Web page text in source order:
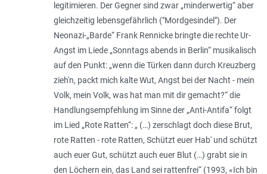
legitimieren. Der Gegner sind zwar „minderwertig“ aber
gleichzeitig lebensgefährlich ("Mordgesindel"). Der
Neonazi-„Barde“ Frank Rennicke bringte die rechte Ur-
Angst im Liede „Sonntags abends in Berlin“ musikalisch
auf den Punkt: „wenn die Türken dann durch Kreuzberg
zieh'n, packt mich kalte Wut, Angst bei der Nacht - mein
Volk, mein Volk, was hat man mit dir gemacht?“ die
Handlungsempfehlung im Sinne der „Anti-Antifa“ folgt
im Lied „Rote Ratten“: „ (…) zerschlagt doch diese Brut,
rote Ratten - rote Ratten, Schützt euer Hab' und schützt
auch euer Gut, schützt auch euer Blut (…) grabt sie in
den Löchern ein, das Land sei rattenfrei“ (1993, «Ich bin